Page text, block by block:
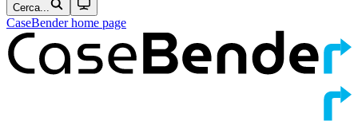
Cerca...
CaseBenderhome page